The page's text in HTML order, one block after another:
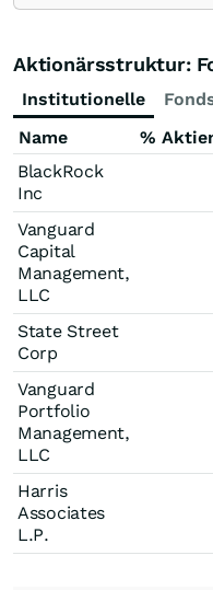
Aktionärsstruktur:
Institutionelle
Name
%
BlackRock
Inc
Vanguard
Capital
Management,
LLC
State Street
Corp
Vanguard
Portfolio
Management,
LLC
Harris
Associates
L.P.